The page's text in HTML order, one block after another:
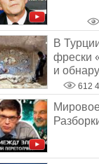
В
фрески
и
Русском!
612